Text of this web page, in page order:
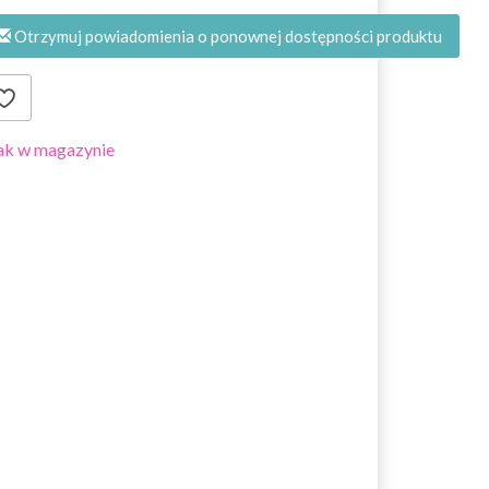
Otrzymuj powiadomienia o ponownej dostępności produktu
w magazynie